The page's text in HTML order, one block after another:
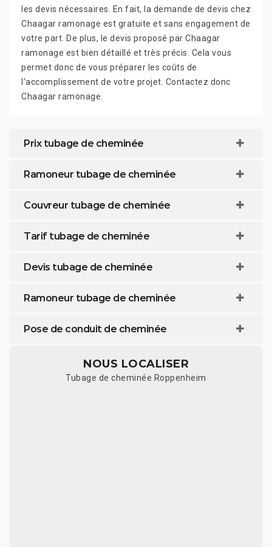
les devis nécessaires. En fait, la demande de devis chez
Chaagar ramonage est gratuite et sans engagement de
votre part. De plus, le devis proposé par Chaagar
ramonage est bien détaillé et très précis. Cela vous
permet donc de vous préparer les coûts de
l’accomplissement de votre projet. Contactez donc
Chaagar ramonage.
Prix tubage de cheminée
Ramoneur tubage de cheminée
Couvreur tubage de cheminée
Tarif tubage de cheminée
Devis tubage de cheminée
Ramoneur tubage de cheminée
Pose de conduit de cheminée
NOUS LOCALISER
Tubage de cheminée Roppenheim